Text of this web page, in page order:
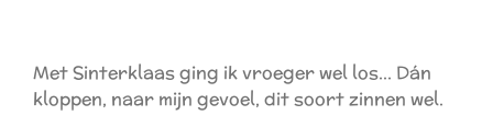
Met Sinterklaas ging ik vroeger wel los... Dán
kloppen, naar mijn gevoel, dit soort zinnen wel.